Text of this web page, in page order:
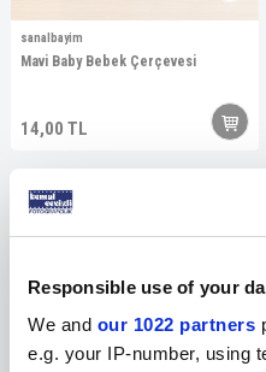
Responsible use of your
We and our 1022 partners
e.g. your IP-number, using
sanalbayim
Mavi Baby Bebek Çerçevesi
14,00 TL